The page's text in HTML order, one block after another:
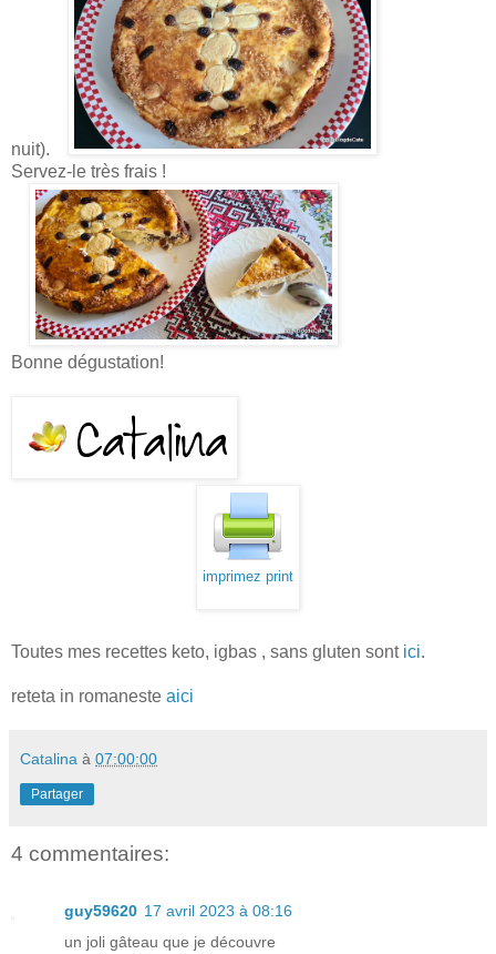
nuit).
Servez-le très frais !
Bonne dégustation!
imprimez print
Toutes mes recettes keto, igbas , sans gluten sont ici.
reteta in romaneste aici
Catalina à 07:00:00
Partager
4 commentaires:
guy59620 17 avril 2023 à 08:16
un joli gâteau que je découvre